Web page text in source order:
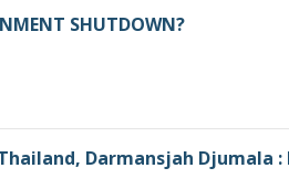
SHUTDOWN?
Darmansjah Djumala